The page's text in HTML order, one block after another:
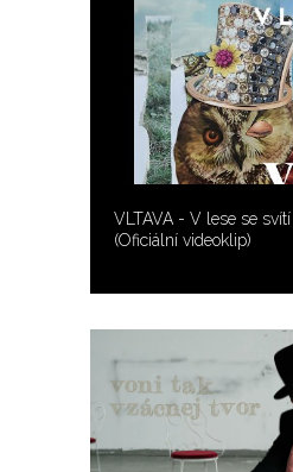
VLTAVA - V lese se svítí
(Oficiální videoklip)